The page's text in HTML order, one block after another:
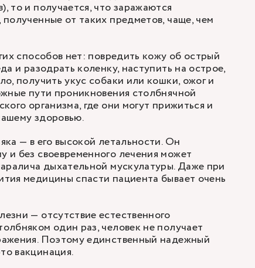
то и получается, что заражаются
от таких предметов, чаще, чем
способов нет: повредить кожу об острый
и разодрать коленку, наступить на острое,
получить укус собаки или кошки, ожог и
пути проникновения столбнячной
организма, где они могут прижиться и
здоровью.
— в его высокой летальности. Он
и без своевременного лечения может
дыхательной мускулатуры. Даже при
медицины спасти пациента бывает очень
— отсутствие естественного
один раз, человек не получает
Поэтому единственный надежный
вакцинация.